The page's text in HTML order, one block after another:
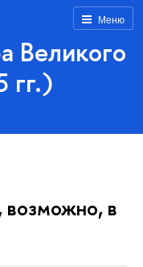
Меню
Великого
гг.)
в